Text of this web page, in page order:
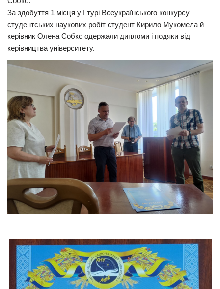
За здобуття 1 місця у І турі Всеукраїнського конкурсу
студентських наукових робіт студент Кирило Мукомела й
керівник Олена Собко одержали дипломи і подяки від
керівництва університету.